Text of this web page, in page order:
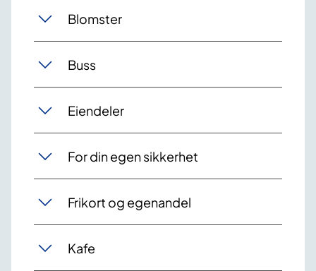
Blomster
Buss
Eiendeler
For din egen sikkerhet
Frikort og egenandel
Kafe